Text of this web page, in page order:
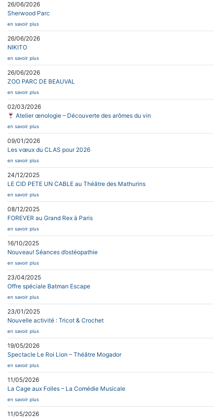
26/06/2026
Sherwood Parc
en savoir plus
26/06/2026
NIKITO
en savoir plus
26/06/2026
ZOO PARC DE BEAUVAL
en savoir plus
02/03/2026
Atelier œnologie – Découverte des arômes du vin
en savoir plus
09/01/2026
Les vœux du CLAS pour 2026
en savoir plus
24/12/2025
LE CID PETE UN CABLE au Théâtre des Mathurins
en savoir plus
08/12/2025
FOREVER au Grand Rex à Paris
en savoir plus
16/10/2025
Nouveau! Séances d’ostéopathie
en savoir plus
23/04/2025
Offre spéciale Batman Escape
en savoir plus
23/01/2025
Nouvelle activité : Tricot & Crochet
en savoir plus
19/05/2026
Spectacle Le Roi Lion – Théâtre Mogador
en savoir plus
11/05/2026
La Cage aux Folles – La Comédie Musicale
en savoir plus
11/05/2026